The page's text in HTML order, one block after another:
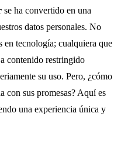
se ha convertido en una
datos personales. No
en tecnología; cualquiera que
contenido restringido
su uso. Pero, ¿cómo
con sus promesas? Aquí es
una experiencia única y